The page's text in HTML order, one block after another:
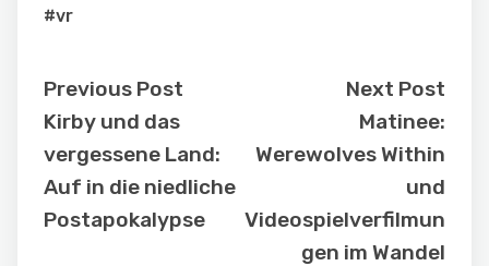
#vr
Previous Post
Kirby und das
vergessene Land:
Auf in die niedliche
Postapokalypse
Next Post
Matinee:
Werewolves Within
und
Videospielverfilmun
gen im Wandel